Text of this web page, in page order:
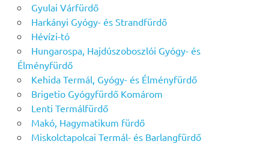
Gyulai Várfürdő
Harkányi Gyógy- és Strandfürdő
Hévízi-tó
Hungarospa, Hajdúszoboszlói Gyógy- és
Élményfürdő
Kehida Termál, Gyógy- és Élményfürdő
Brigetio Gyógyfürdő Komárom
Lenti Termálfürdő
Makó, Hagymatikum fürdő
Miskolctapolcai Termál- és Barlangfürdő